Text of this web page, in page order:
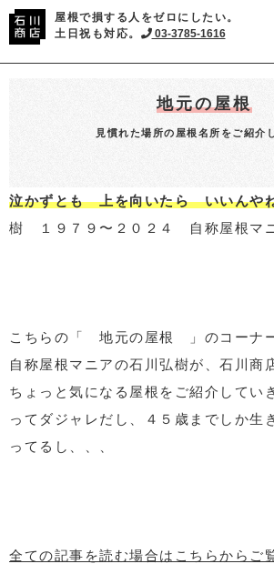
屋根で損する人をゼロにしたい。
土日祝も対応。
03-3785-1616
地元の屋根
見慣れた場所の屋根名所をご紹介
泣かずとも 上を向いたら いいんや
樹 １９７９〜２０２４ 自称屋根マニ
こちらの「 地元の屋根 」のコーナー
自称屋根マニアの石川弘樹が、石川商
ちょっと気になる屋根をご紹介してい
ってダジャレだし、４５歳までしか生
ってるし、、、
全ての記事を読む場合はこちらからご